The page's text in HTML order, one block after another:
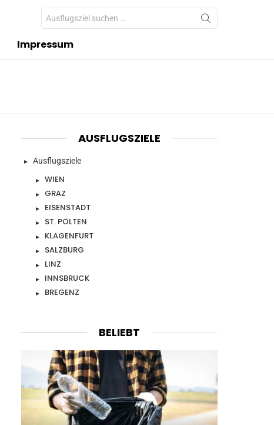
Search
for:
Impressum
AUSFLUGSZIELE
Ausflugsziele
WIEN
GRAZ
EISENSTADT
ST. PÖLTEN
KLAGENFURT
SALZBURG
LINZ
INNSBRUCK
BREGENZ
BELIEBT